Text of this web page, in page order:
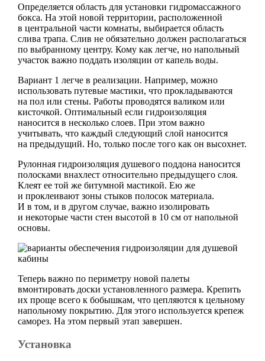
Определяется область для установки гидромассажного
бокса. На этой новой территории, расположенной
в центральной части комнаты, выбирается область
слива трапа. Слив не обязательно должен располагаться
по выбранному центру. Кому как легче, но напольный
участок важно поддать изоляции от капель воды.
Вариант 1 легче в реализации. Например, можно
использовать путевые мастики, что прокладываются
на пол или стены. Работы проводятся валиком или
кисточкой. Оптимальный если гидроизоляция
наносится в несколько слоев. При этом важно
учитывать, что каждый следующий слой наносится
на предыдущий. Но, только после того как он высохнет.
Рулонная гидроизоляция душевого поддона наносится
полосками внахлест относительно предыдущего слоя.
Клеят ее той же битумной мастикой. Ею же
и проклеивают зоны стыков полосок материала.
И в том, и в другом случае, важно изолировать
и некоторые части стен высотой в 10 см от напольной
основы.
Теперь важно по периметру новой палеты
вмонтировать доски установленного размера. Крепить
их проще всего к бобышкам, что цепляются к цельному
напольному покрытию. Для этого используется крепеж
саморез. На этом первый этап завершен.
Установка